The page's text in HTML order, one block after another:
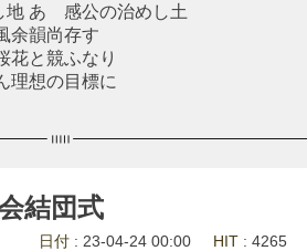
あゝ感公の治めし土
余韻尚存す
花と競ふなり
理想の目標に
結団式
日付 : 23-04-24 00:00 HIT : 4265